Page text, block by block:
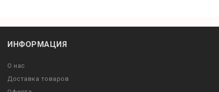
ИНФОРМАЦИЯ
О нас
Доставка товаров